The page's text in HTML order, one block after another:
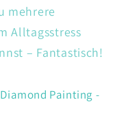
mehrere
Alltagsstress
– Fantastisch!
Painting -